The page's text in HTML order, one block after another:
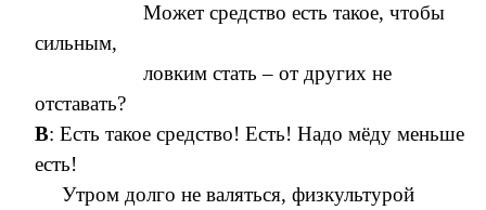
Может средство есть такое, чтобы
сильным,
ловким стать – от других не
отставать?
В: Есть такое средство! Есть! Надо мёду меньше
есть!
Утром долго не валяться, физкультурой